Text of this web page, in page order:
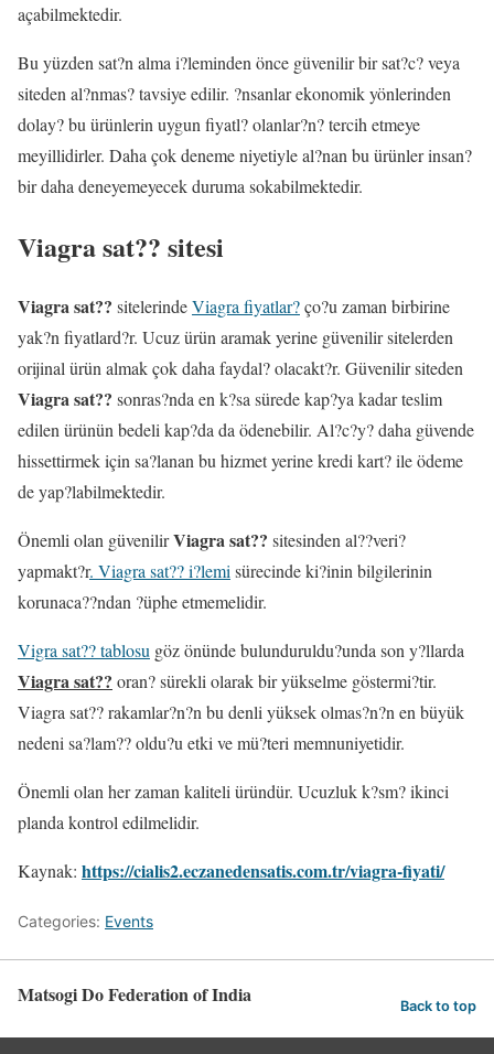
açabilmektedir.
Bu yüzden sat?n alma i?leminden önce güvenilir bir sat?c? veya
siteden al?nmas? tavsiye edilir. ?nsanlar ekonomik yönlerinden
dolay? bu ürünlerin uygun fiyatl? olanlar?n? tercih etmeye
meyillidirler. Daha çok deneme niyetiyle al?nan bu ürünler insan?
bir daha deneyemeyecek duruma sokabilmektedir.
Viagra sat?? sitesi
Viagra sat?? sitelerindeViagra fiyatlar?ço?u zaman birbirine
yak?n fiyatlard?r. Ucuz ürün aramak yerine güvenilir sitelerden
orijinal ürün almak çok daha faydal? olacakt?r. Güvenilir siteden
Viagra sat?? sonras?nda en k?sa sürede kap?ya kadar teslim
edilen ürünün bedeli kap?da da ödenebilir. Al?c?y? daha güvende
hissettirmek için sa?lanan bu hizmet yerine kredi kart? ile ödeme
de yap?labilmektedir.
Önemli olan güvenilirViagra sat?? sitesinden al??veri?
yapmakt?r. Viagra sat?? i?lemisürecinde ki?inin bilgilerinin
korunaca??ndan ?üphe etmemelidir.
Vigra sat?? tablosu göz önünde bulunduruldu?unda son y?llarda
Viagra sat?? oran? sürekli olarak bir yükselme göstermi?tir.
Viagra sat?? rakamlar?n?n bu denli yüksek olmas?n?n en büyük
nedeni sa?lam?? oldu?u etki ve mü?teri memnuniyetidir.
Önemli olan her zaman kaliteli üründür. Ucuzluk k?sm? ikinci
planda kontrol edilmelidir.
Kaynak: https://cialis2.eczanedensatis.com.tr/viagra-fiyati/
Categories: Events
Matsogi Do Federation of India Back to top